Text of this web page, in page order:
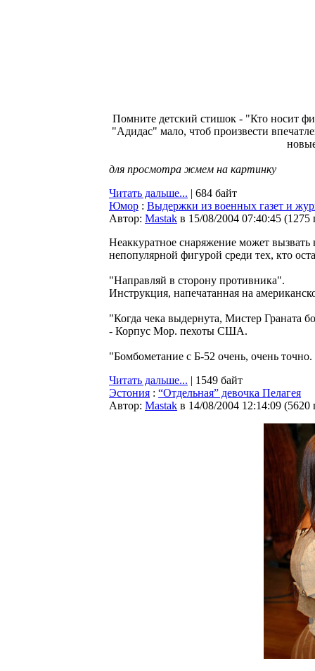
Помните детский стишок - "Кто носит
"Адидас" мало, чтоб произвести
для просмотра жмем на картинку
Читать дальше... | 684 байт
Юмор : Выдержки из военных газет и
Автор: Мastak в 15/08/2004 07:40:45 (1275
Неаккуратное снаряжение может
непопулярной фигурой среди тех, кто
"Направляй в сторону противника".
Инструкция, напечатанная на
"Когда чека выдернута, Мистер Граната
- Корпус Мор. пехоты США.
"Бомбометание с Б-52 очень, очень
Читать дальше... | 1549 байт
Эстония : “Отдельная” девочка Пелагея
Автор: Мastak в 14/08/2004 12:14:09 (5620